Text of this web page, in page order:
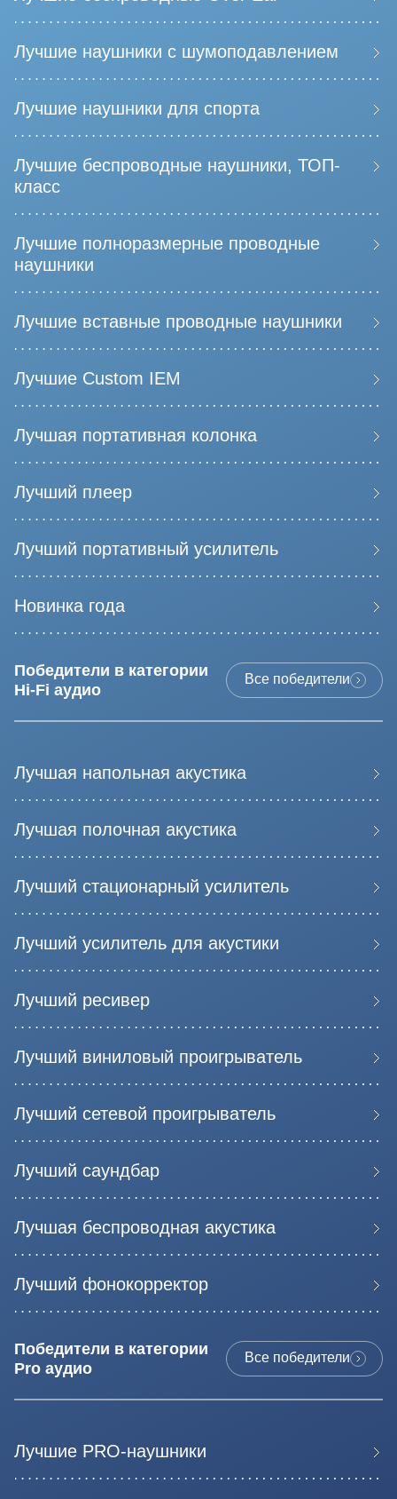
Лучшие наушники с шумоподавлением
Лучшие наушники для спорта
Лучшие беспроводные наушники, ТОП-
класс
Лучшие полноразмерные проводные
наушники
Лучшие вставные проводные наушники
Лучшие Custom IEM
Лучшая портативная колонка
Лучший плеер
Лучший портативный усилитель
Новинка года
Победители в категории
Hi-Fi aудио
Все победители
Лучшая напольная акустика
Лучшая полочная акустика
Лучший стационарный усилитель
Лучший усилитель для акустики
Лучший ресивер
Лучший виниловый проигрыватель
Лучший сетевой проигрыватель
Лучший саундбар
Лучшая беспроводная акустика
Лучший фонокорректор
Победители в категории
Pro aудио
Все победители
Лучшие PRO-наушники